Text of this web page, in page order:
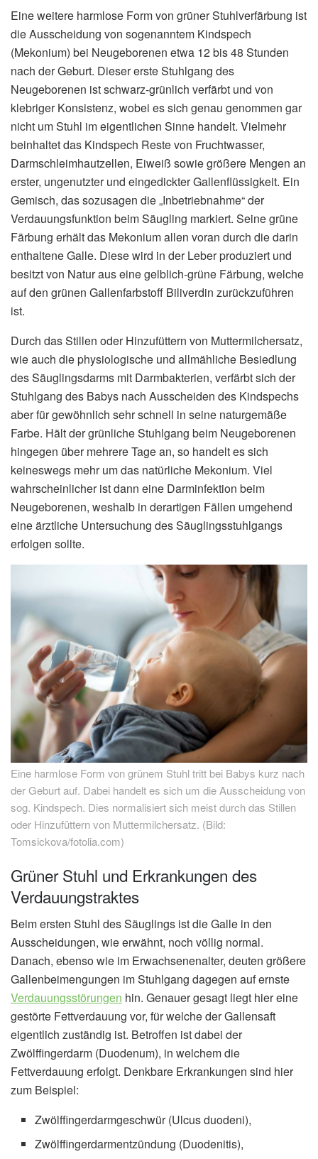
Eine weitere harmlose Form von grüner Stuhlverfärbung ist
die Ausscheidung von sogenanntem Kindspech
(Mekonium) bei Neugeborenen etwa 12 bis 48 Stunden
nach der Geburt. Dieser erste Stuhlgang des
Neugeborenen ist schwarz-grünlich verfärbt und von
klebriger Konsistenz, wobei es sich genau genommen gar
nicht um Stuhl im eigentlichen Sinne handelt. Vielmehr
beinhaltet das Kindspech Reste von Fruchtwasser,
Darmschleimhautzellen, Eiweiß sowie größere Mengen an
erster, ungenutzter und eingedickter Gallenflüssigkeit. Ein
Gemisch, das sozusagen die „Inbetriebnahme“ der
Verdauungsfunktion beim Säugling markiert. Seine grüne
Färbung erhält das Mekonium allen voran durch die darin
enthaltene Galle. Diese wird in der Leber produziert und
besitzt von Natur aus eine gelblich-grüne Färbung, welche
auf den grünen Gallenfarbstoff Biliverdin zurückzuführen
ist.
Durch das Stillen oder Hinzufüttern von Muttermilchersatz,
wie auch die physiologische und allmähliche Besiedlung
des Säuglingsdarms mit Darmbakterien, verfärbt sich der
Stuhlgang des Babys nach Ausscheiden des Kindspechs
aber für gewöhnlich sehr schnell in seine naturgemäße
Farbe. Hält der grünliche Stuhlgang beim Neugeborenen
hingegen über mehrere Tage an, so handelt es sich
keineswegs mehr um das natürliche Mekonium. Viel
wahrscheinlicher ist dann eine Darminfektion beim
Neugeborenen, weshalb in derartigen Fällen umgehend
eine ärztliche Untersuchung des Säuglingsstuhlgangs
erfolgen sollte.
Eine harmlose Form von grünem Stuhl tritt bei Babys kurz nach
der Geburt auf. Dabei handelt es sich um die Ausscheidung von
sog. Kindspech. Dies normalisiert sich meist durch das Stillen
oder Hinzufüttern von Muttermilchersatz. (Bild:
Tomsickova/fotolia.com)
Grüner Stuhl und Erkrankungen des
Verdauungstraktes
Beim ersten Stuhl des Säuglings ist die Galle in den
Ausscheidungen, wie erwähnt, noch völlig normal.
Danach, ebenso wie im Erwachsenenalter, deuten größere
Gallenbeimengungen im Stuhlgang dagegen auf ernste
Verdauungsstörungen hin. Genauer gesagt liegt hier eine
gestörte Fettverdauung vor, für welche der Gallensaft
eigentlich zuständig ist. Betroffen ist dabei der
Zwölffingerdarm (Duodenum), in welchem die
Fettverdauung erfolgt. Denkbare Erkrankungen sind hier
zum Beispiel:
Zwölffingerdarmgeschwür (Ulcus duodeni),
Zwölffingerdarmentzündung (Duodenitis),